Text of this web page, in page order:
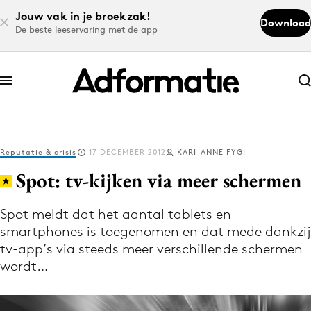
Jouw vak in je broekzak!
De beste leeservaring met de app
Download
Abonneer nu
Abonneer nu
Log in
Download de app
Volg het laatste nieuws via de Adformatie
Nieuws app
Reputatie & crisis 17 DECEMBER 2012 KARI-ANNE FYGI
Spot: tv-kijken via meer schermen
Spot meldt dat het aantal tablets en
smartphones is toegenomen en dat mede dankzij
tv-app’s via steeds meer verschillende schermen
wordt…